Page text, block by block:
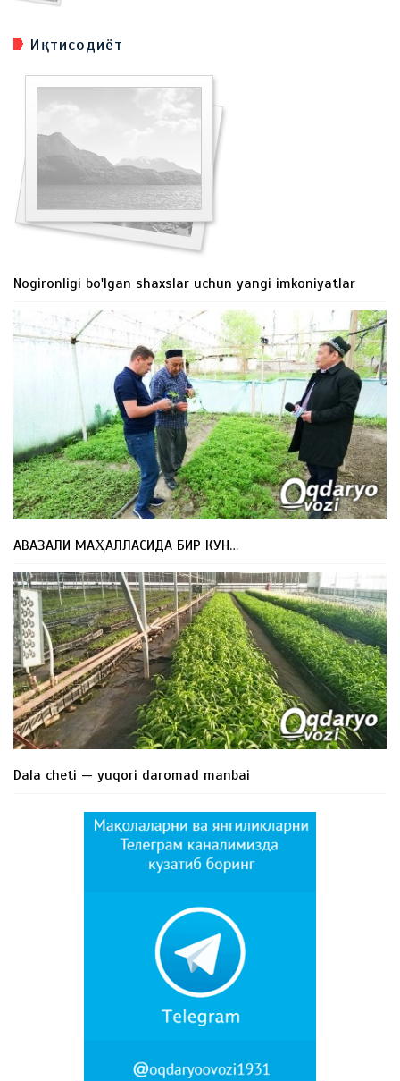
Иқтисодиёт
Nogironligi bo'lgan shaxslar uchun yangi imkoniyatlar
АВАЗАЛИ МАҲАЛЛАСИДА БИР КУН…
Dala cheti — yuqori daromad manbai